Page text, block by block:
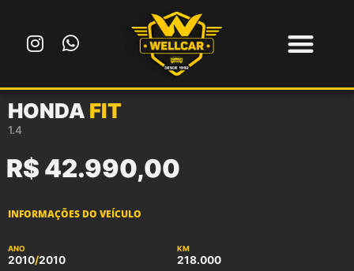
I
n
t
a
a
W
h
t
s
p
HONDA FIT
1.4
R$ 42.990,00
INFORMAÇÕES DO VEÍCULO
ANO
2010/2010
KM
218.000